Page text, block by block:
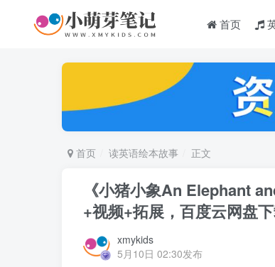
首页
首页 读英语绘本故事 正文
《小猪小象An Elephant
+视频+拓展，百度云网盘下
xmykids
5月10日 02:30发布